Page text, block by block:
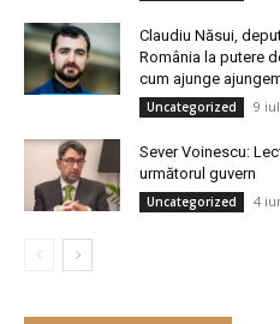
Claudiu Năsui,
România la putere
cum ajunge
Uncategorized 9
Sever Voinescu:
următorul guvern
Uncategorized 4